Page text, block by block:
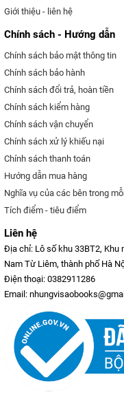
Giới thiệu - liên hệ
Chính sách - Hướng dẫn
Chính sách bảo mật thông tin
Chính sách bảo hành
Chính sách đổi trả, hoàn tiền
Chính sách kiểm hàng
Chính sách vận chuyển
Chính sách xử lý khiếu nại
Chính sách thanh toán
Hướng dẫn mua hàng
Nghĩa vụ của các bên trong
Tích điểm - tiêu điểm
Liên hệ
Địa chỉ: Lô số khu 33BT2, Khu
Nam Từ Liêm, thành phố Hà
Điện thoại: 0382911286
Email: